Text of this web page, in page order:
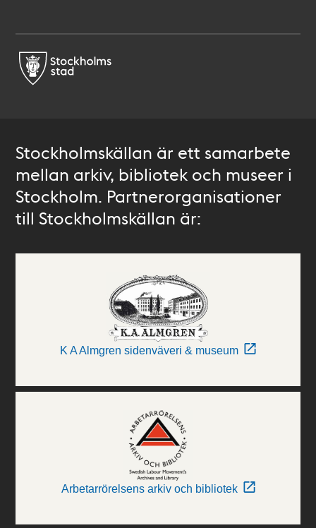
Stockholmskällan är ett samarbete
mellan arkiv, bibliotek och museer i
Stockholm. Partnerorganisationer
till Stockholmskällan är:
K A Almgren sidenväveri & museum
Arbetarrörelsens arkiv och bibliotek